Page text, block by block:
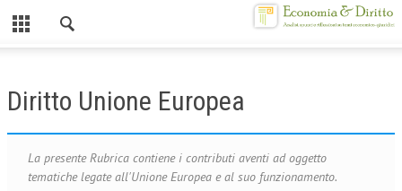
CHI SIAMO
CONTATTI
Diritto Unione Europea
La presente Rubrica contiene i contributi aventi ad oggetto
tematiche legate all'Unione Europea e al suo funzionamento.